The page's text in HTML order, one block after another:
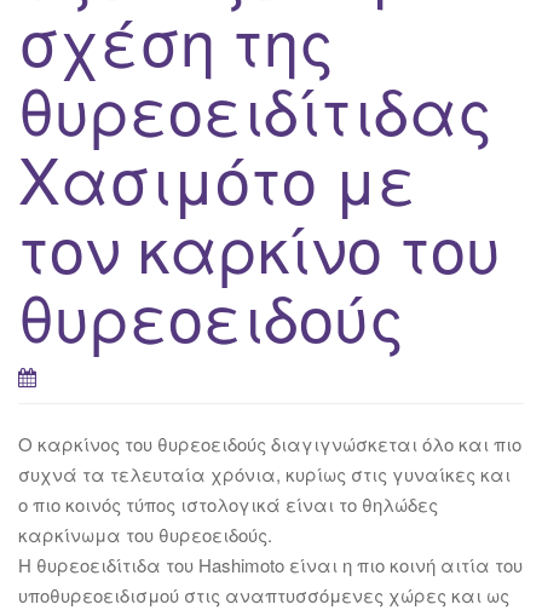
σχέση της
θυρεοειδίτιδας
Χασιμότο με
τον καρκίνο του
θυρεοειδούς
O καρκίνος του θυρεοειδούς διαγιγνώσκεται όλο και πιο
συχνά τα τελευταία χρόνια, κυρίως στις γυναίκες και
ο πιο κοινός τύπος ιστολογικά είναι το θηλώδες
καρκίνωμα του θυρεοειδούς.
Η θυρεοειδίτιδα του Hashimoto είναι η πιο κοινή αιτία του
υποθυρεοειδισμού στις αναπτυσσόμενες χώρες και ως